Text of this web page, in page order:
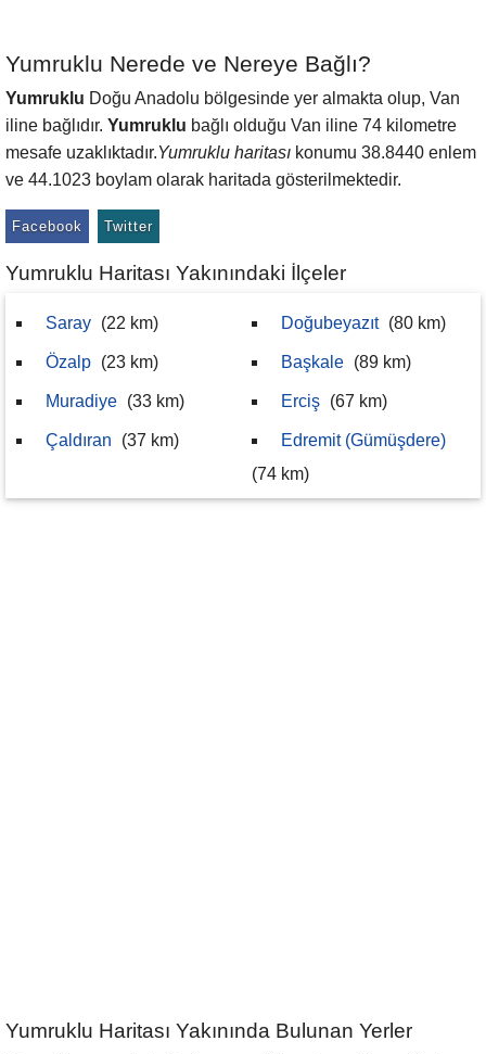
Yumruklu Nerede ve Nereye Bağlı?
Yumruklu Doğu Anadolu bölgesinde yer almakta olup, Van
iline bağlıdır. Yumruklu bağlı olduğu Van iline 74 kilometre
mesafe uzaklıktadır.Yumruklu haritası konumu 38.8440 enlem
ve 44.1023 boylam olarak haritada gösterilmektedir.
Facebook Twitter
Yumruklu Haritası Yakınındaki İlçeler
Saray (22 km)
Özalp (23 km)
Muradiye (33 km)
Çaldıran (37 km)
Doğubeyazıt (80 km)
Başkale (89 km)
Erciş (67 km)
Edremit (Gümüşdere)
(74 km)
Yumruklu Haritası Yakınında Bulunan Yerler